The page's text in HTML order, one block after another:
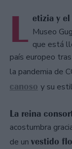
L etizia y el
Museo
que está
país europeo
la pandemia de
canoso y su
La reina
acostumbra
de un vestido